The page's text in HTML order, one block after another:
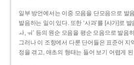
일부 방언에서는 이중 모음을 단모음으로 발
발음하는 일이 있다. 또한 ‘사과’를 [사가]로
ㅘ, ㅝ’ 등의 원순 모음을 평순 모음으로 발음
그러나 이 조항에서 다룬 단어들은 표준어 지
정을 겪고, 애초의 형태는 들어 보기 어렵게